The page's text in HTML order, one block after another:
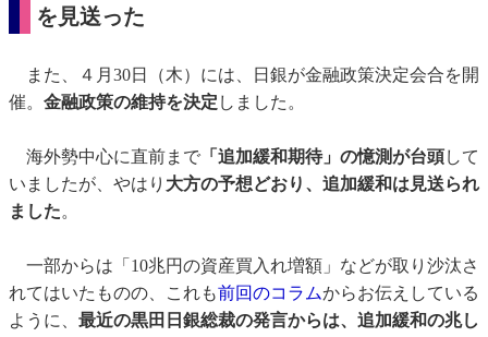
を見送った
また、４月30日（木）には、日銀が金融政策決定会合を開
催。 金融政策の維持を決定 しました。
海外勢中心に直前まで 「追加緩和期待」の憶測が台頭 して
いましたが、やはり 大方の予想どおり、追加緩和は見送られ
ました。
一部からは「10兆円の資産買入れ増額」などが取り沙汰さ
れてはいたものの、これも前回のコラムからお伝えしている
ように、 最近の黒田日銀総裁の発言からは、追加緩和の兆し